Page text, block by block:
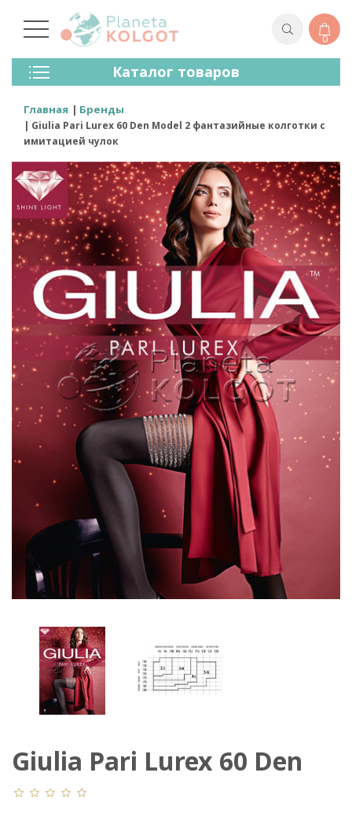
0
Каталог товаров
Колготки
Чулки
Лосины (леггинсы)
Носки И Гольфы
Спортивная Одежда
Для Мужчин
Для Детей
Бренды
Главная Бренды
Giulia Pari Lurex 60 Den Model 2 фантазийные колготки с
имитацией чулок
Giulia Pari Lurex 60 Den
Model 2